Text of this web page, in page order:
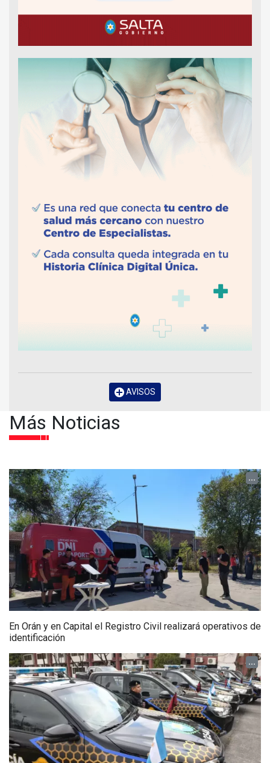
AVISOS
Más Noticias
...
En Orán y en Capital el Registro Civil realizará operativos de
identificación
...